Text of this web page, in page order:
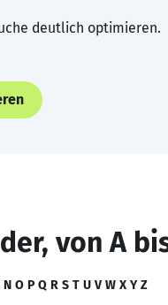
deutlich optimieren.
von A
N O P Q R S T U V W X Y Z